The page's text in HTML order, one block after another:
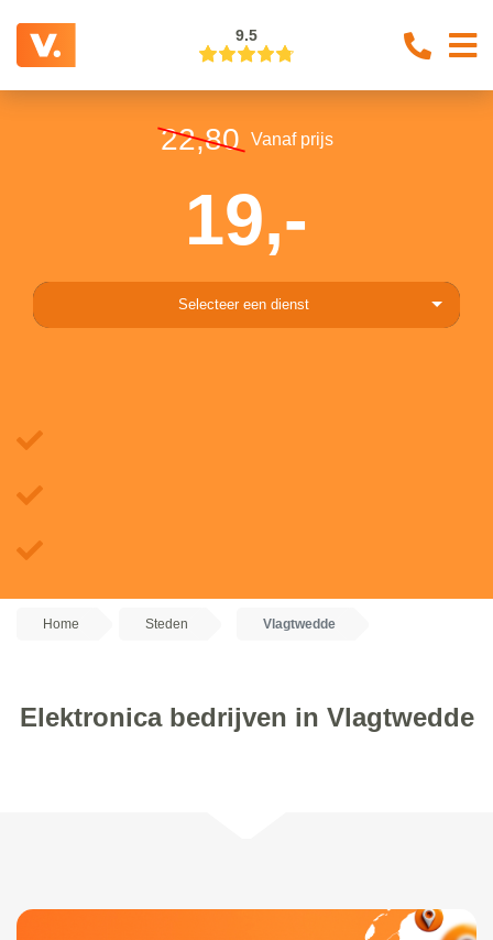
9.5
22,80 Vanaf prijs
19,-
Selecteer een dienst
Home Steden Vlagtwedde
Elektronica bedrijven in Vlagtwedde